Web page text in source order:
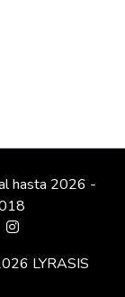
hasta 2026 -
LYRASIS